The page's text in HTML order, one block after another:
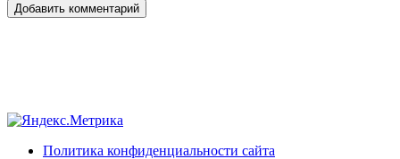
Добавить комментарий
Политика конфиденциальности сайта